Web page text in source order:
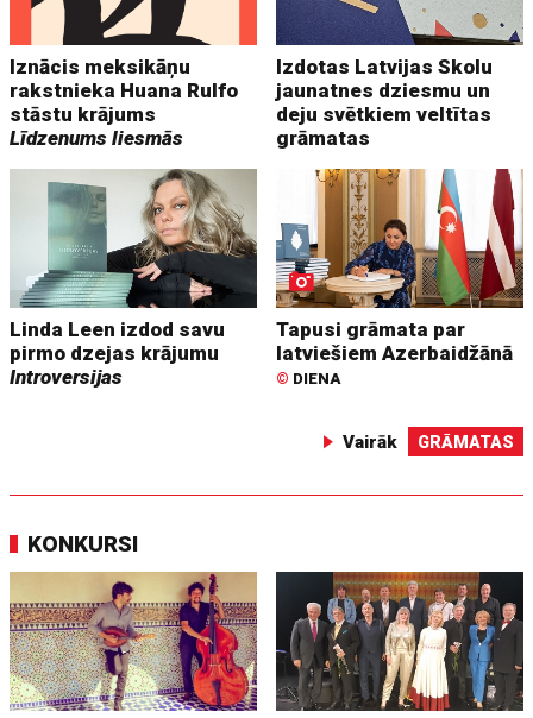
Iznācis meksikāņu
rakstnieka Huana Rulfo
stāstu krājums
Līdzenums liesmās
Izdotas Latvijas Skolu
jaunatnes dziesmu un
deju svētkiem veltītas
grāmatas
Linda Leen izdod savu
pirmo dzejas krājumu
Introversijas
Tapusi grāmata par
latviešiem Azerbaidžānā
© DIENA
Vairāk GRĀMATAS
KONKURSI